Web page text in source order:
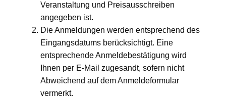
Veranstaltung und Preisausschreiben
angegeben ist.
Die Anmeldungen werden entsprechend des
Eingangsdatums berücksichtigt. Eine
entsprechende Anmeldebestätigung wird
Ihnen per E-Mail zugesandt, sofern nicht
Abweichend auf dem Anmeldeformular
vermerkt.